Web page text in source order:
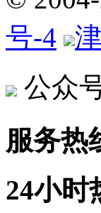
号-4
公众
服务热
24小时